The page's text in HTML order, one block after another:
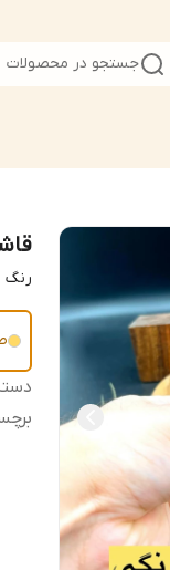
جستجو در محصولات
رنگ